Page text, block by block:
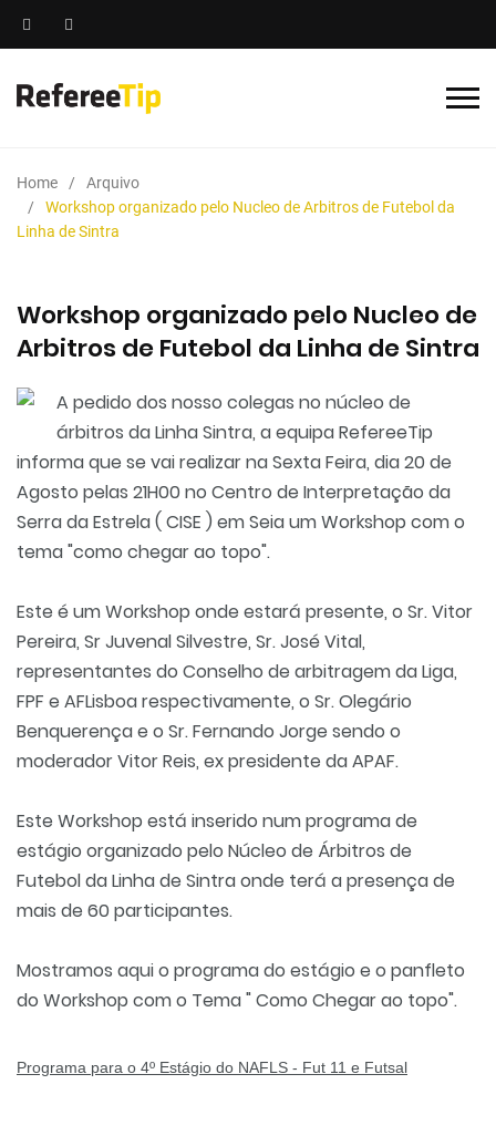
Home
Arquivo
Workshop organizado pelo Nucleo de Arbitros de Futebol da
Linha de Sintra
Workshop organizado pelo Nucleo de
Arbitros de Futebol da Linha de Sintra
A pedido dos nosso colegas no núcleo de
árbitros da Linha Sintra, a equipa RefereeTip
informa que se vai realizar na Sexta Feira, dia 20 de
Agosto pelas 21H00 no Centro de Interpretação da
Serra da Estrela ( CISE ) em Seia um Workshop com o
tema"como chegar ao topo".
Este é umWorkshop onde estará presente, o Sr. Vitor
Pereira, Sr Juvenal Silvestre, Sr. José Vital,
representantes do Conselho de arbitragem da Liga,
FPF e AFLisboa respectivamente, o Sr. Olegário
Benquerença e o Sr. Fernando Jorge sendo o
moderador Vitor Reis, ex presidente da APAF.
Este Workshop está inserido num programa de
estágio organizado pelo Núcleo de Árbitros de
Futebol da Linha de Sintra onde terá a presença de
mais de 60 participantes.
Mostramos aqui o programa do estágio e o panfleto
do Workshop com o Tema " Como Chegar ao topo".
Programa para o 4º Estágio do NAFLS - Fut 11 e Futsal